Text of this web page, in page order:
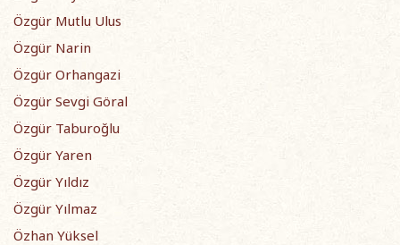
Özgür Mutlu Ulus
Özgür Narin
Özgür Orhangazi
Özgür Sevgi Göral
Özgür Taburoğlu
Özgür Yaren
Özgür Yıldız
Özgür Yılmaz
Özhan Yüksel